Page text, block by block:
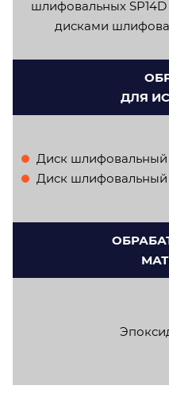
шлифовальных
дисками
ДЛЯ
Диск шлифовальный
Диск шлифовальный